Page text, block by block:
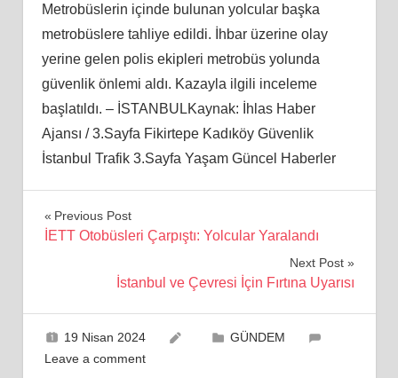
Metrobüslerin içinde bulunan yolcular başka
metrobüslere tahliye edildi. İhbar üzerine olay
yerine gelen polis ekipleri metrobüs yolunda
güvenlik önlemi aldı. Kazayla ilgili inceleme
başlatıldı. – İSTANBULKaynak: İhlas Haber
Ajansı / 3.Sayfa Fikirtepe Kadıköy Güvenlik
İstanbul Trafik 3.Sayfa Yaşam Güncel Haberler
Yazı
Previous Post
İETT Otobüsleri Çarpıştı: Yolcular Yaralandı
Next Post
İstanbul ve Çevresi İçin Fırtına Uyarısı
19 Nisan 2024
GÜNDEM
Leave a comment